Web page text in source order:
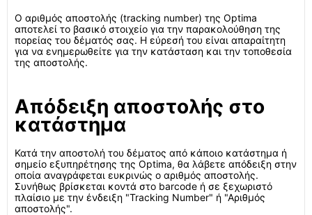
Ο αριθμός αποστολής (tracking number) της Optima
αποτελεί το βασικό στοιχείο για την παρακολούθηση της
πορείας του δέματός σας. Η εύρεσή του είναι απαραίτητη
για να ενημερωθείτε για την κατάσταση και την τοποθεσία
της αποστολής.
Απόδειξη αποστολής στο
κατάστημα
Κατά την αποστολή του δέματος από κάποιο κατάστημα ή
σημείο εξυπηρέτησης της Optima, θα λάβετε απόδειξη στην
οποία αναγράφεται ευκρινώς ο αριθμός αποστολής.
Συνήθως βρίσκεται κοντά στο barcode ή σε ξεχωριστό
πλαίσιο με την ένδειξη "Tracking Number" ή "Αριθμός
αποστολής".